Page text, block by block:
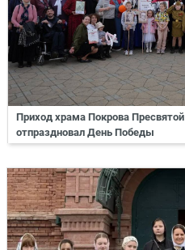
Приход храма Покрова
отпраздновал День Победы